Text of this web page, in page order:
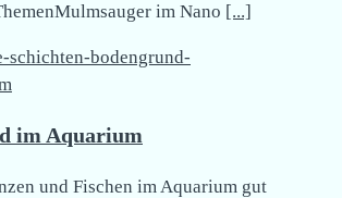
im Nano [...]
im Aquarium
und Fischen im Aquarium gut